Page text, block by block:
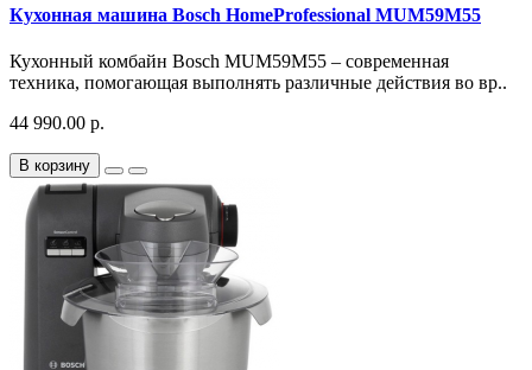
Кухонная машина Bosch HomeProfessional MUM59M55
Кухонный комбайн Bosch MUM59M55 – современная
техника, помогающая выполнять различные действия во вр..
44 990.00 р.
В корзину